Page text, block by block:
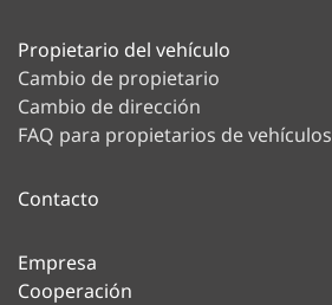
Propietario del vehículo
Cambio de propietario
Cambio de dirección
FAQ para propietarios de vehículos
Contacto
Empresa
Cooperación